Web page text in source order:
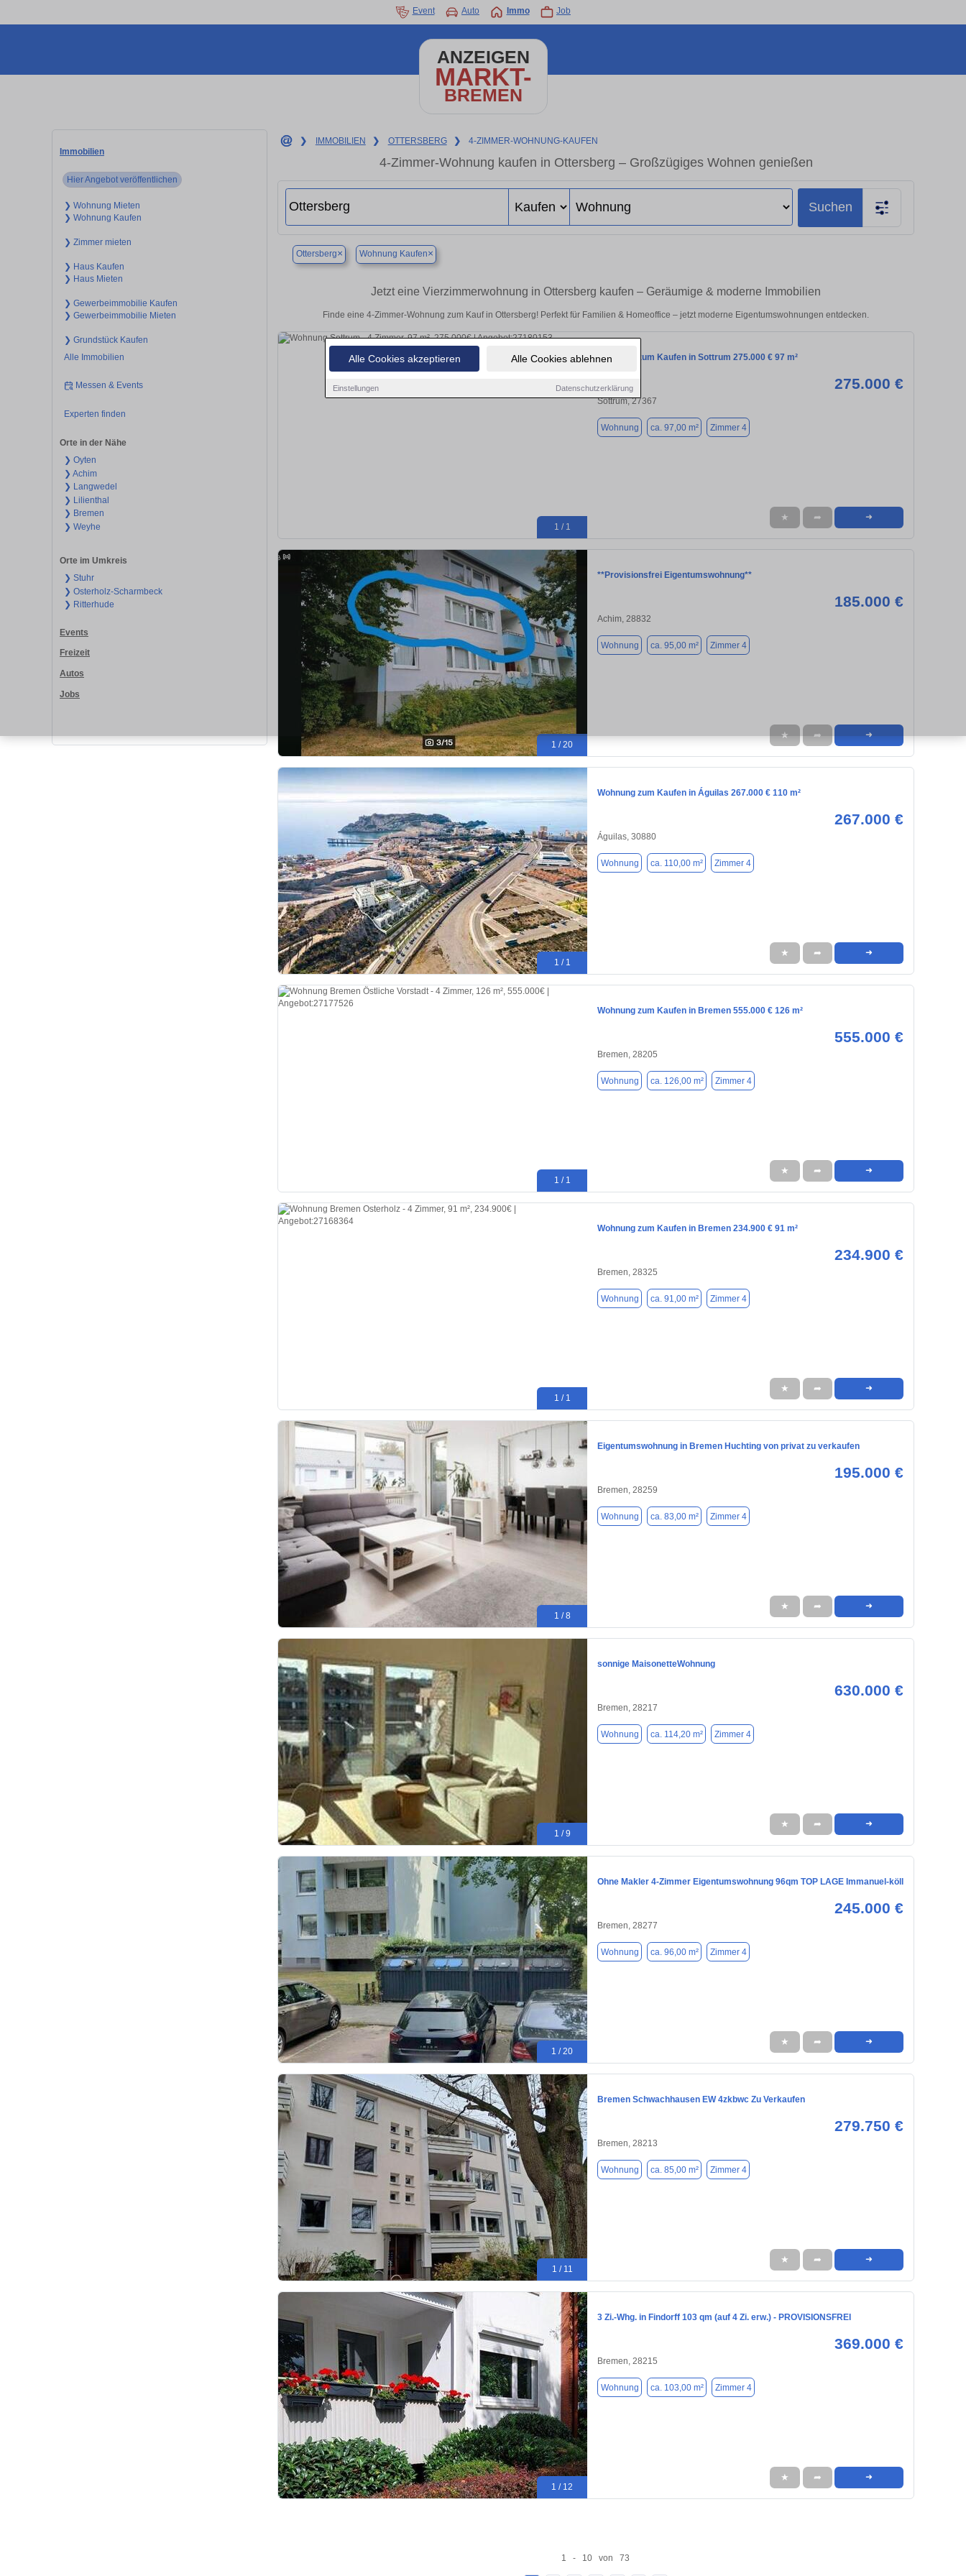
Alle Cookies akzeptieren Alle Cookies ablehnen
Einstellungen Datenschutzerklärung
Event Auto Immo Job
ANZEIGEN
MARKT-
BREMEN
Immobilien
Hier Angebot veröffentlichen
❯ Wohnung Mieten
❯ Wohnung Kaufen
❯ Zimmer mieten
❯ Haus Kaufen
❯ Haus Mieten
❯ Gewerbeimmobilie Kaufen
❯ Gewerbeimmobilie Mieten
❯ Grundstück Kaufen
Alle Immobilien
Messen & Events
Experten finden
Orte in der Nähe
❯ Oyten
❯ Achim
❯ Langwedel
❯ Lilienthal
❯ Bremen
❯ Weyhe
Orte im Umkreis
❯ Stuhr
❯ Osterholz-Scharmbeck
❯ Ritterhude
Events
Freizeit
Autos
Jobs
❯ IMMOBILIEN ❯ OTTERSBERG ❯ 4-ZIMMER-WOHNUNG-KAUFEN
4-Zimmer-Wohnung kaufen in Ottersberg – Großzügiges Wohnen genießen
Suchen
Ottersberg× Wohnung Kaufen×
Jetzt eine Vierzimmerwohnung in Ottersberg kaufen – Geräumige & moderne Immobilien
Finde eine 4-Zimmer-Wohnung zum Kauf in Ottersberg! Perfekt für Familien & Homeoffice – jetzt moderne Eigentumswohnungen entdecken.
1 / 1
Wohnung zum Kaufen in Sottrum 275.000 € 97 m²
275.000 €
Sottrum, 27367
Wohnung ca. 97,00 m² Zimmer 4
★ ➦ ➜
1 / 20
**Provisionsfrei Eigentumswohnung**
185.000 €
Achim, 28832
Wohnung ca. 95,00 m² Zimmer 4
★ ➦ ➜
1 / 1
Wohnung zum Kaufen in Águilas 267.000 € 110 m²
267.000 €
Águilas, 30880
Wohnung ca. 110,00 m² Zimmer 4
★ ➦ ➜
1 / 1
Wohnung zum Kaufen in Bremen 555.000 € 126 m²
555.000 €
Bremen, 28205
Wohnung ca. 126,00 m² Zimmer 4
★ ➦ ➜
1 / 1
Wohnung zum Kaufen in Bremen 234.900 € 91 m²
234.900 €
Bremen, 28325
Wohnung ca. 91,00 m² Zimmer 4
★ ➦ ➜
1 / 8
Eigentumswohnung in Bremen Huchting von privat zu verkaufen
195.000 €
Bremen, 28259
Wohnung ca. 83,00 m² Zimmer 4
★ ➦ ➜
1 / 9
sonnige MaisonetteWohnung
630.000 €
Bremen, 28217
Wohnung ca. 114,20 m² Zimmer 4
★ ➦ ➜
1 / 20
Ohne Makler 4-Zimmer Eigentumswohnung 96qm TOP LAGE Immanuel-köll
245.000 €
Bremen, 28277
Wohnung ca. 96,00 m² Zimmer 4
★ ➦ ➜
1 / 11
Bremen Schwachhausen EW 4zkbwc Zu Verkaufen
279.750 €
Bremen, 28213
Wohnung ca. 85,00 m² Zimmer 4
★ ➦ ➜
1 / 12
3 Zi.-Whg. in Findorff 103 qm (auf 4 Zi. erw.) - PROVISIONSFREI
369.000 €
Bremen, 28215
Wohnung ca. 103,00 m² Zimmer 4
★ ➦ ➜
1 - 10 von 73